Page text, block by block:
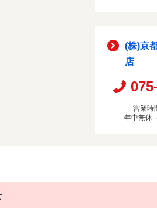
(株)京
店
営業時
年中無休